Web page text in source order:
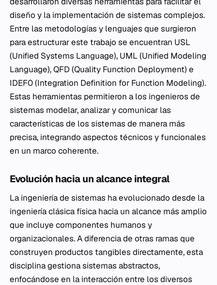
diseño y la implementación de sistemas complejos.
Entre las metodologías y lenguajes que surgieron
para estructurar este trabajo se encuentran USL
(Unified Systems Language), UML (Unified Modeling
Language), QFD (Quality Function Deployment) e
IDEF0 (Integration Definition for Function Modeling).
Estas herramientas permitieron a los ingenieros de
sistemas modelar, analizar y comunicar las
características de los sistemas de manera más
precisa, integrando aspectos técnicos y funcionales
en un marco coherente.
Evolución hacia un alcance integral
La ingeniería de sistemas ha evolucionado desde la
ingeniería clásica física hacia un alcance más amplio
que incluye componentes humanos y
organizacionales. A diferencia de otras ramas que
construyen productos tangibles directamente, esta
disciplina gestiona sistemas abstractos,
enfocándose en la interacción entre los diversos